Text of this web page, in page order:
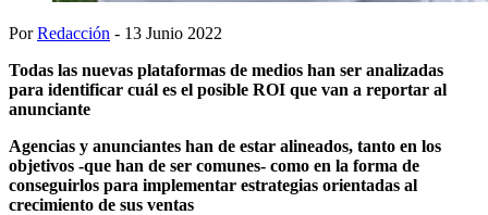
PorRedacción - 13 Junio 2022
Todas las nuevas plataformas de medios han ser analizadas
para identificar cuál es el posible ROI que van a reportar al
anunciante
Agencias y anunciantes han de estar alineados, tanto en los
objetivos -que han de ser comunes- como en la forma de
conseguirlos para implementar estrategias orientadas al
crecimiento de sus ventas